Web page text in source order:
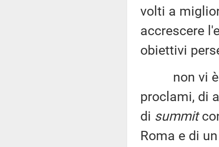
volti a
accrescere
obiettivi
non vi è
proclami, di
di summit
Roma e di